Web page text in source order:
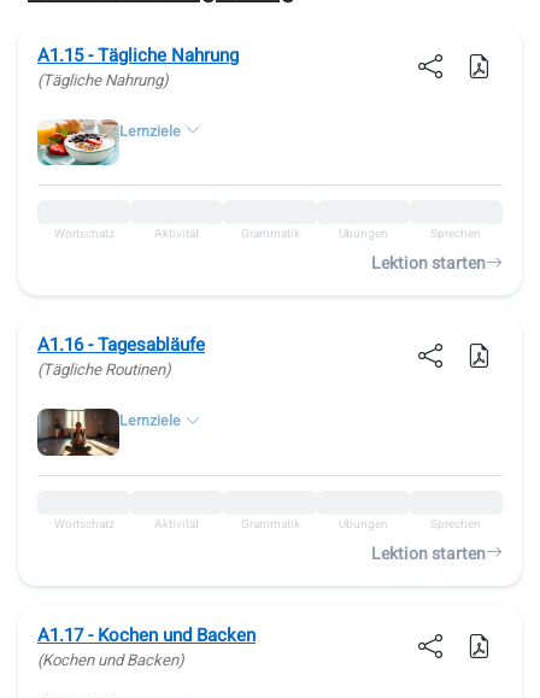
A1.15 - Tägliche Nahrung
(Tägliche Nahrung)
Lernziele
Wortschatz Aktivität Grammatik Übungen Sprechen
Lektion starten
A1.16 - Tagesabläufe
(Tägliche Routinen)
Lernziele
Wortschatz Aktivität Grammatik Übungen Sprechen
Lektion starten
A1.17 - Kochen und Backen
(Kochen und Backen)